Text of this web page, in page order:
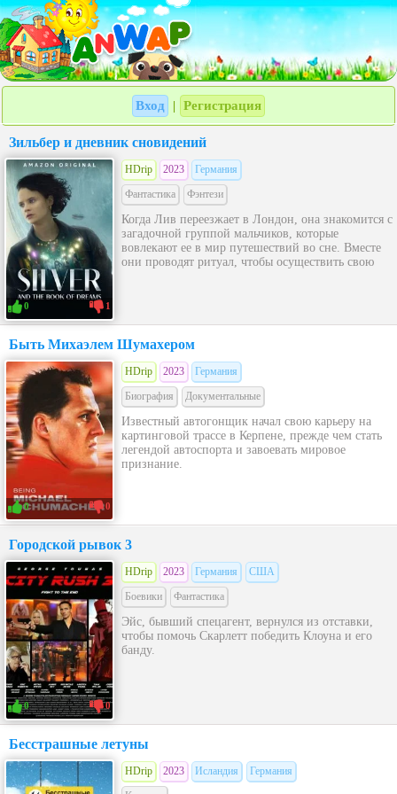
Вход Регистрация
Зильбер и дневник сновидений
0 1
HDrip 2023
Германия
Фантастика
Фэнтези
Когда Лив переезжает в Лондон, она знакомится с
загадочной группой мальчиков, которые
вовлекают ее в мир путешествий во сне. Вместе
они проводят ритуал, чтобы осуществить свою
Быть Михаэлем Шумахером
0 0
HDrip 2023
Германия
Биография
Документальные
Известный автогонщик начал свою карьеру на
картинговой трассе в Керпене, прежде чем стать
легендой автоспорта и завоевать мировое
признание.
Городской рывок 3
0 0
HDrip 2023 Германия
США
Боевики
Фантастика
Эйс, бывший спецагент, вернулся из отставки,
чтобы помочь Скарлетт победить Клоуна и его
банду.
Бесстрашные летуны
HDrip 2023 Исландия
Германия